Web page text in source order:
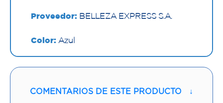
Proveedor: BELLEZA EXPRESS S.A.
Color: Azul
Cantidad:1 Frasco
COMENTARIOS DE ESTE PRODUCTO ↓